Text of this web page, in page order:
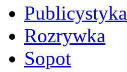
Publicystyka
Rozrywka
Sopot